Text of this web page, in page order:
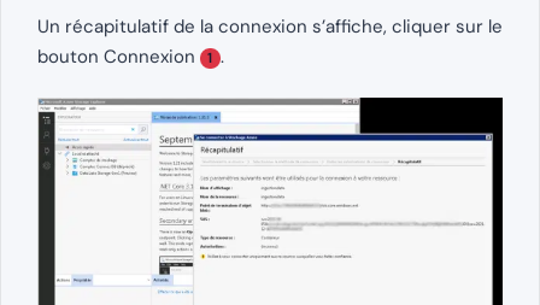
Un récapitulatif de la connexion s’affiche, cliquer sur le
bouton Connexion
1 .